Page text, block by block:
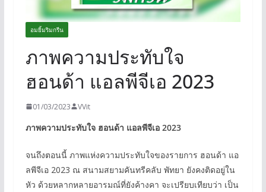
อมยิ้มริมกรีน
ภาพความประทับใจ
ฮอนด้า แอลพีจีเอ 2023
01/03/2023 VVit
ภาพความประทับใจ ฮอนด้า แอลพีจีเอ 2023
จนถึงตอนนี้ ภาพแห่งความประทับใจของรายการ ฮอนด้า แอ
ลพีจีเอ 2023 ณ สนามสยามคันทรีคลับ พัทยา ยังคงติดอยู่ใน
หัว ด้วยหลากหลายอารมณ์ที่ยังค้างคา จะเปรียบเทียบว่า เป็น